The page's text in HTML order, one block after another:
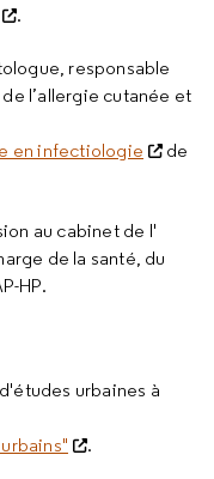
.
responsable
l’allergie cutanée et
en infectiologie
de
au cabinet de l'
de la santé, du
HP.
urbaines à
.